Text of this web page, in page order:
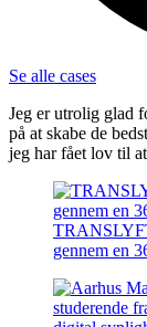
Se alle cases
Jeg er utrolig glad
på at skabe de
jeg har fået lov til
gennem en